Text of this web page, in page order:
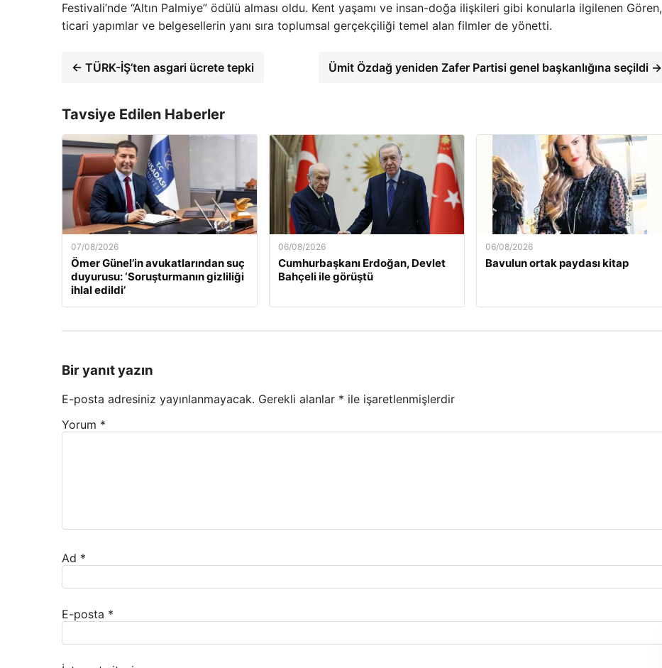
Festivali’nde “Altın Palmiye” ödülü alması oldu. Kent yaşamı ve insan-doğa ilişkileri gibi konularla ilgilenen Gören,
ticari yapımlar ve belgesellerin yanı sıra toplumsal gerçekçiliği temel alan filmler de yönetti.
← TÜRK-İŞ’ten asgari ücrete tepki Ümit Özdağ yeniden Zafer Partisi genel başkanlığına seçildi →
Tavsiye Edilen Haberler
07/08/2026
Ömer Günel’in avukatlarından suç
duyurusu: ‘Soruşturmanın gizliliği
ihlal edildi’
06/08/2026
Cumhurbaşkanı Erdoğan, Devlet
Bahçeli ile görüştü
06/08/2026
Bavulun ortak paydası kitap
Bir yanıt yazın
E-posta adresiniz yayınlanmayacak. Gerekli alanlar * ile işaretlenmişlerdir
Yorum *
Ad *
E-posta *